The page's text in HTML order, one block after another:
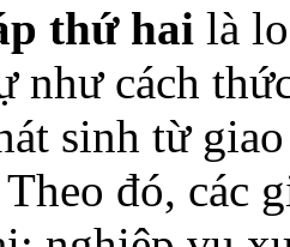
thứ hai là
như cách
sinh từ
đó, các